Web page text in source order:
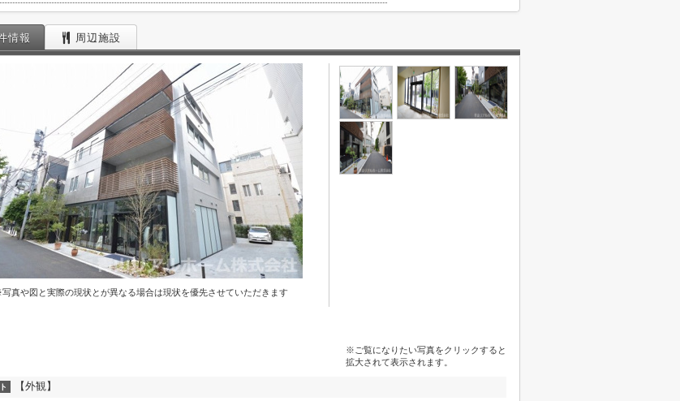
情報 周辺施設
真や図と実際の現状とが異なる場合は現状を優先させていただきます
※ご覧になりたい写真をクリックすると
拡大されて表示されます。
【外観】